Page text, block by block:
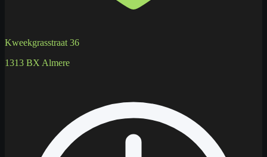
Kweekgrasstraat 36
1313 BX Almere